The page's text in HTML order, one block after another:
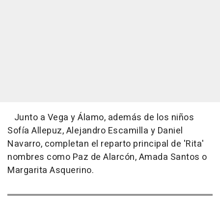
Junto a Vega y Álamo, además de los niños
Sofía Allepuz, Alejandro Escamilla y Daniel
Navarro, completan el reparto principal de 'Rita'
nombres como Paz de Alarcón, Amada Santos o
Margarita Asquerino.